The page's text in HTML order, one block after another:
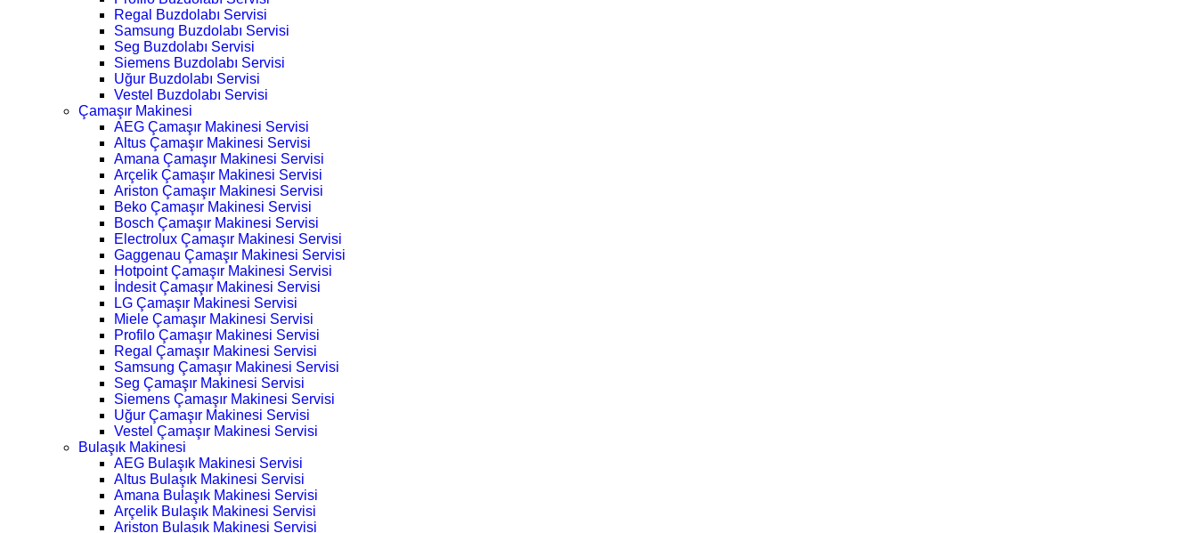
Regal Buzdolabı Servisi
Samsung Buzdolabı Servisi
Seg Buzdolabı Servisi
Siemens Buzdolabı Servisi
Uğur Buzdolabı Servisi
Vestel Buzdolabı Servisi
Çamaşır Makinesi
AEG Çamaşır Makinesi Servisi
Altus Çamaşır Makinesi Servisi
Amana Çamaşır Makinesi Servisi
Arçelik Çamaşır Makinesi Servisi
Ariston Çamaşır Makinesi Servisi
Beko Çamaşır Makinesi Servisi
Bosch Çamaşır Makinesi Servisi
Electrolux Çamaşır Makinesi Servisi
Gaggenau Çamaşır Makinesi Servisi
Hotpoint Çamaşır Makinesi Servisi
İndesit Çamaşır Makinesi Servisi
LG Çamaşır Makinesi Servisi
Miele Çamaşır Makinesi Servisi
Profilo Çamaşır Makinesi Servisi
Regal Çamaşır Makinesi Servisi
Samsung Çamaşır Makinesi Servisi
Seg Çamaşır Makinesi Servisi
Siemens Çamaşır Makinesi Servisi
Uğur Çamaşır Makinesi Servisi
Vestel Çamaşır Makinesi Servisi
Bulaşık Makinesi
AEG Bulaşık Makinesi Servisi
Altus Bulaşık Makinesi Servisi
Amana Bulaşık Makinesi Servisi
Arçelik Bulaşık Makinesi Servisi
Ariston Bulaşık Makinesi Servisi